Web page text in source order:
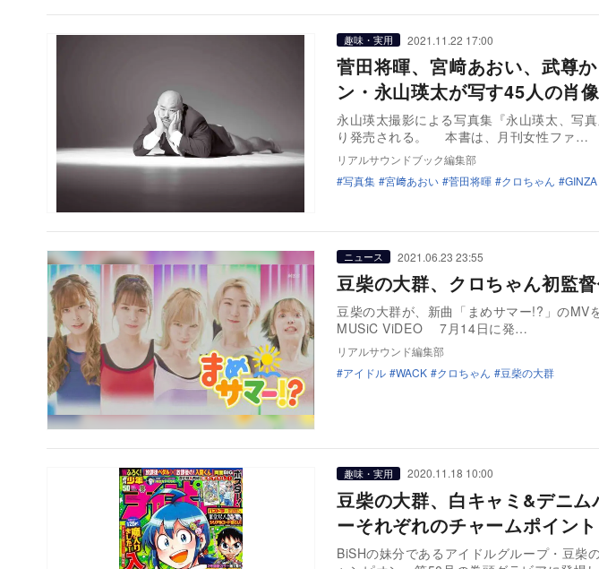
趣味・実用 2021.11.22 17:00
菅田将暉、宮﨑あおい、武尊
ン・永山瑛太が写す45人の肖
永山瑛太撮影による写真集『永山瑛太、写
り発売される。 本書は、月刊女性ファ…
リアルサウンドブック編集部
写真集
宮﨑あおい 菅田将暉 クロちゃん GINZA
ニュース 2021.06.23 23:55
豆柴の大群、クロちゃん初監
豆柴の大群が、新曲「まめサマー!?」のMV
MUSiC ViDEO 7月14日に発…
リアルサウンド編集部
アイドル
WACK クロちゃん 豆柴の大群
趣味・実用 2020.11.18 10:00
豆柴の大群、白キャミ&デニ
ーそれぞれのチャームポイン
BiSHの妹分であるアイドルグループ・豆柴